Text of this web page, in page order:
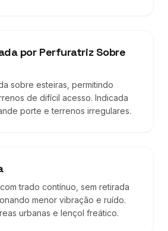
por Perfuratriz Sobre
sobre esteiras, permitindo
de difícil acesso. Indicada
porte e terrenos irregulares.
trado contínuo, sem retirada
menor vibração e ruído.
urbanas e lençol freático.